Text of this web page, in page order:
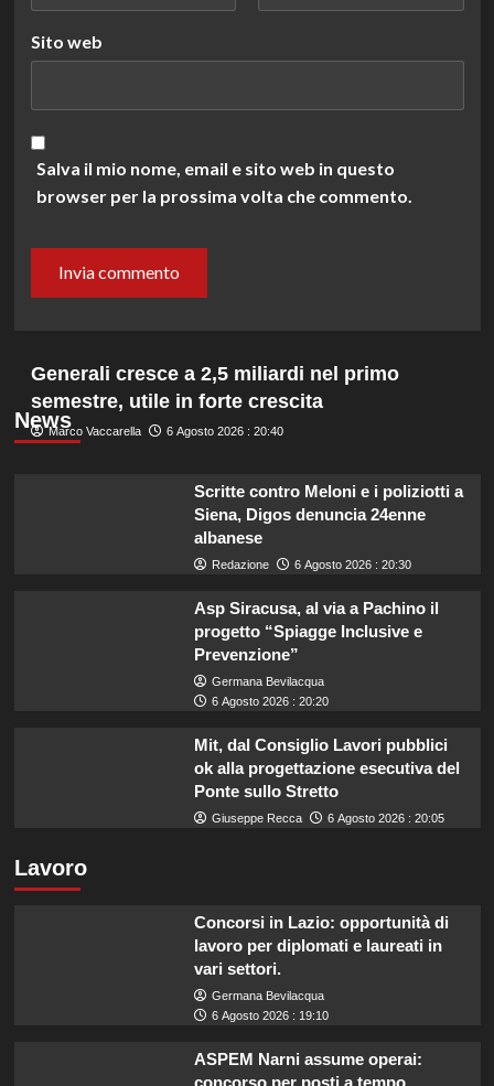
Sito web
Salva il mio nome, email e sito web in questo
browser per la prossima volta che commento.
News
Generali cresce a 2,5 miliardi nel primo
semestre, utile in forte crescita
Marco Vaccarella 6 Agosto 2026 : 20:40
Scritte contro Meloni e i poliziotti a
Siena, Digos denuncia 24enne
albanese
Redazione 6 Agosto 2026 : 20:30
Asp Siracusa, al via a Pachino il
progetto “Spiagge Inclusive e
Prevenzione”
Germana Bevilacqua
6 Agosto 2026 : 20:20
Mit, dal Consiglio Lavori pubblici
ok alla progettazione esecutiva del
Ponte sullo Stretto
Giuseppe Recca 6 Agosto 2026 : 20:05
Lavoro
Concorsi in Lazio: opportunità di
lavoro per diplomati e laureati in
vari settori.
Germana Bevilacqua
6 Agosto 2026 : 19:10
ASPEM Narni assume operai:
concorso per posti a tempo